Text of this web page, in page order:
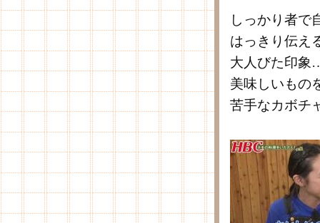
しっかり者で
はっきり伝え
大人びた印象
美味しいもの
苦手なカボチ